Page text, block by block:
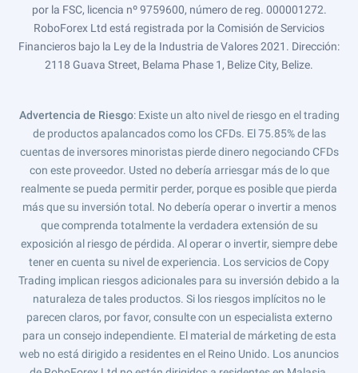
por la FSC, licencia nº 9759600, número de reg. 000001272.
RoboForex Ltd está registrada por la Comisión de Servicios
Financieros bajo la Ley de la Industria de Valores 2021. Dirección:
2118 Guava Street, Belama Phase 1, Belize City, Belize.
Advertencia de Riesgo: Existe un alto nivel de riesgo en el trading
de productos apalancados como los CFDs. El 75.85% de las
cuentas de inversores minoristas pierde dinero negociando CFDs
con este proveedor. Usted no debería arriesgar más de lo que
realmente se pueda permitir perder, porque es posible que pierda
más que su inversión total. No debería operar o invertir a menos
que comprenda totalmente la verdadera extensión de su
exposición al riesgo de pérdida. Al operar o invertir, siempre debe
tener en cuenta su nivel de experiencia. Los servicios de Copy
Trading implican riesgos adicionales para su inversión debido a la
naturaleza de tales productos. Si los riesgos implícitos no le
parecen claros, por favor, consulte con un especialista externo
para un consejo independiente. El material de márketing de esta
web no está dirigido a residentes en el Reino Unido. Los anuncios